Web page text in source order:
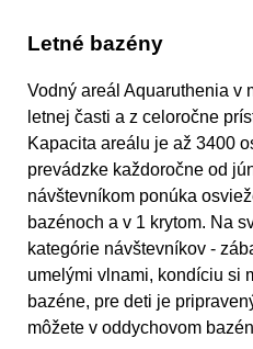
Letné bazény
Vodný areál Aquaruthenia v
letnej časti a z celoročne
Kapacita areálu je až 3400
prevádzke každoročne od
návštevníkom ponúka
bazénoch a v 1 krytom. Na
kategórie návštevníkov -
umelými vlnami, kondíciu si
bazéne, pre deti je
môžete v oddychovom